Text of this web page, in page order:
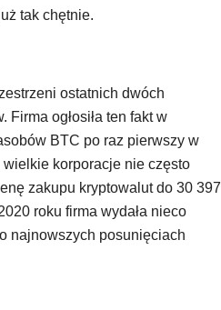
tak chętnie.
ostatnich dwóch
ogłosiła ten fakt w
BTC po raz pierwszy w
korporacje nie często
zakupu kryptowalut do 30 397
roku firma wydała nieco
najnowszych posunięciach